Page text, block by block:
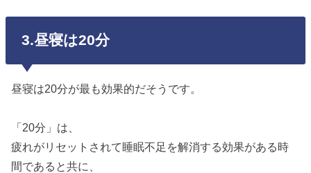
3.昼寝は20分
昼寝は20分が最も効果的だそうです。
「20分」は、
疲れがリセットされて睡眠不足を解消する効果がある時
間であると共に、